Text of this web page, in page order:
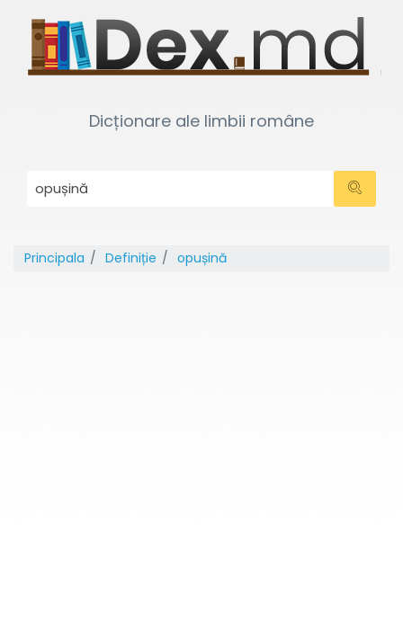
Dicționare ale limbii române
Principala Definiție opușină